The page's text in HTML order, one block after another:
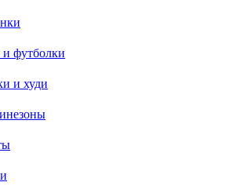
футболки
и худи